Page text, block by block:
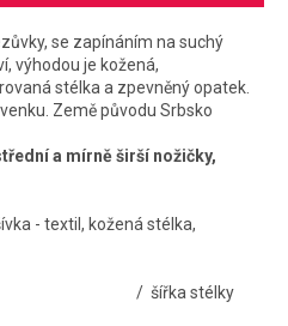
se zapínáním na suchý
výhodou je kožená,
stélka a zpevněný opatek.
Země původu Srbsko
a mírně širší nožičky,
- textil, kožená stélka,
v mm: / šířka stélky